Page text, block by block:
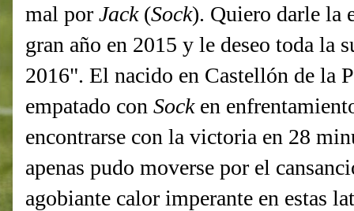
mal por Jack (Sock). Quiero darle la
gran año en 2015 y le deseo toda la
2016". El nacido en Castellón de la
empatado con Sock en
encontrarse con la victoria en 28
apenas pudo moverse por el
agobiante calor imperante en estas